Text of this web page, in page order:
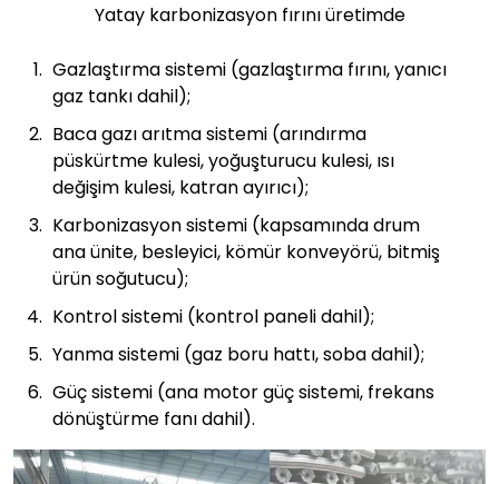
Yatay karbonizasyon fırını üretimde
Gazlaştırma sistemi (gazlaştırma fırını, yanıcı
gaz tankı dahil);
Baca gazı arıtma sistemi (arındırma
püskürtme kulesi, yoğuşturucu kulesi, ısı
değişim kulesi, katran ayırıcı);
Karbonizasyon sistemi (kapsamında drum
ana ünite, besleyici, kömür konveyörü, bitmiş
ürün soğutucu);
Kontrol sistemi (kontrol paneli dahil);
Yanma sistemi (gaz boru hattı, soba dahil);
Güç sistemi (ana motor güç sistemi, frekans
dönüştürme fanı dahil).